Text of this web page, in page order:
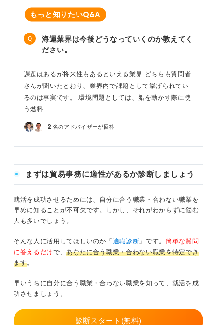
もっと知りたいQ&A
海運業界は今後どうなっていくのか教えてく
ださい。
課題はあるが将来性もあるといえる業界 どちらも質問者
さんが聞いたとおり、業界内で課題として挙げられてい
るのは事実です。 環境問題としては、船を動かす際に使
う燃料…
2 名のアドバイザーが回答
まずは貿易事務に適性があるか診断しましょう
就活を成功させるためには、自分に合う職業・合わない職業を
早めに知ることが不可欠です。しかし、それがわからずに悩む
人も多いでしょう。
そんな人に活用してほしいのが「 適職診断 」です。 簡単な質問
に答えるだけで、あなたに合う職業・合わない職業を特定でき
ます。
早いうちに自分に合う職業・合わない職業を知って、就活を成
功させましょう。
診断スタート(無料)